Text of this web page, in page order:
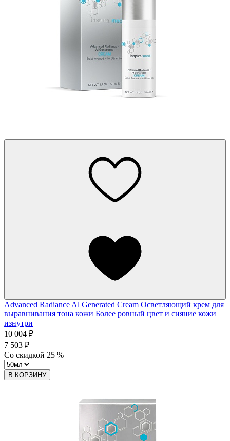
Advanced Radiance Al Generated Cream Осветляющий крем для
выравнивания тона кожи Более ровный цвет и сияние кожи
изнутри
10 004 ₽
7 503 ₽
Со скидкой 25 %
В КОРЗИНУ